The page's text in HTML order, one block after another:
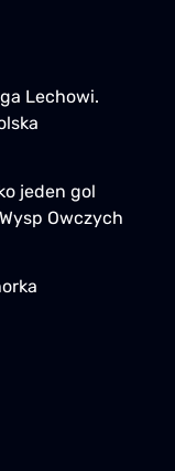
Lechowi.
jeden gol
Owczych